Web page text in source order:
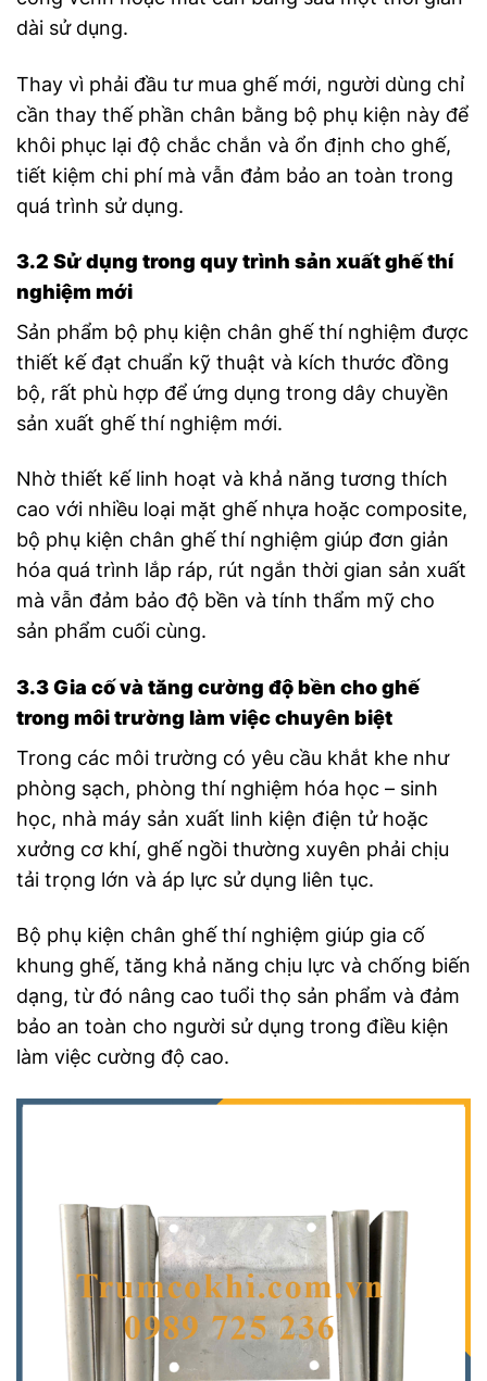
dài sử dụng.
Thay vì phải đầu tư mua ghế mới, người dùng chỉ
cần thay thế phần chân bằng bộ phụ kiện này để
khôi phục lại độ chắc chắn và ổn định cho ghế,
tiết kiệm chi phí mà vẫn đảm bảo an toàn trong
quá trình sử dụng.
3.2 Sử dụng trong quy trình sản xuất ghế thí
nghiệm mới
Sản phẩm bộ phụ kiện chân ghế thí nghiệm được
thiết kế đạt chuẩn kỹ thuật và kích thước đồng
bộ, rất phù hợp để ứng dụng trong dây chuyền
sản xuất ghế thí nghiệm mới.
Nhờ thiết kế linh hoạt và khả năng tương thích
cao với nhiều loại mặt ghế nhựa hoặc composite,
bộ phụ kiện chân ghế thí nghiệm giúp đơn giản
hóa quá trình lắp ráp, rút ngắn thời gian sản xuất
mà vẫn đảm bảo độ bền và tính thẩm mỹ cho
sản phẩm cuối cùng.
3.3 Gia cố và tăng cường độ bền cho ghế
trong môi trường làm việc chuyên biệt
Trong các môi trường có yêu cầu khắt khe như
phòng sạch, phòng thí nghiệm hóa học – sinh
học, nhà máy sản xuất linh kiện điện tử hoặc
xưởng cơ khí, ghế ngồi thường xuyên phải chịu
tải trọng lớn và áp lực sử dụng liên tục.
Bộ phụ kiện chân ghế thí nghiệm giúp gia cố
khung ghế, tăng khả năng chịu lực và chống biến
dạng, từ đó nâng cao tuổi thọ sản phẩm và đảm
bảo an toàn cho người sử dụng trong điều kiện
làm việc cường độ cao.